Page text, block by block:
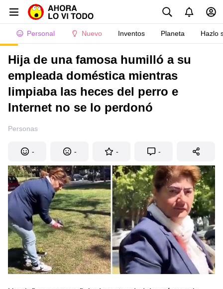
Personal Nuevo Inventos Planeta Hazlo
Hija de una famosa humilló a su
empleada doméstica mientras
limpiaba las heces del perro e
Internet no se lo perdonó
Personas
- - - -